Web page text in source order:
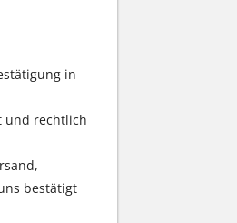
in
und rechtlich
bestätigt